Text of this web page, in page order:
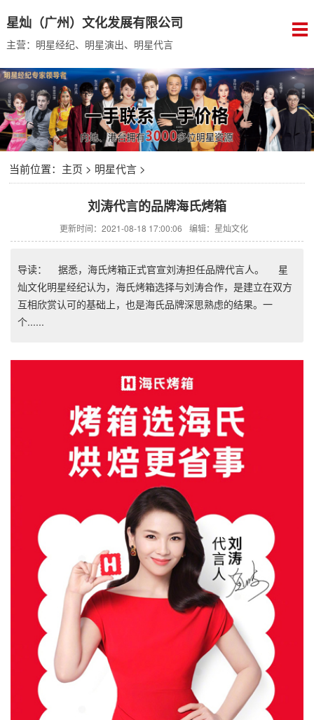
星灿（广州）文化发展有限公司
主营：明星经纪、明星演出、明星代言
当前位置： 主页 > 明星代言>
刘涛代言的品牌海氏烤箱
更新时间：2021-08-18 17:00:06 编辑：星灿文化
导读： 据悉，海氏烤箱正式官宣刘涛担任品牌代言人。 星
灿文化明星经纪认为，海氏烤箱选择与刘涛合作，是建立在双方
互相欣赏认可的基础上，也是海氏品牌深思熟虑的结果。一
个......